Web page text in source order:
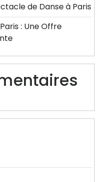
de Danse à Paris
: Une Offre